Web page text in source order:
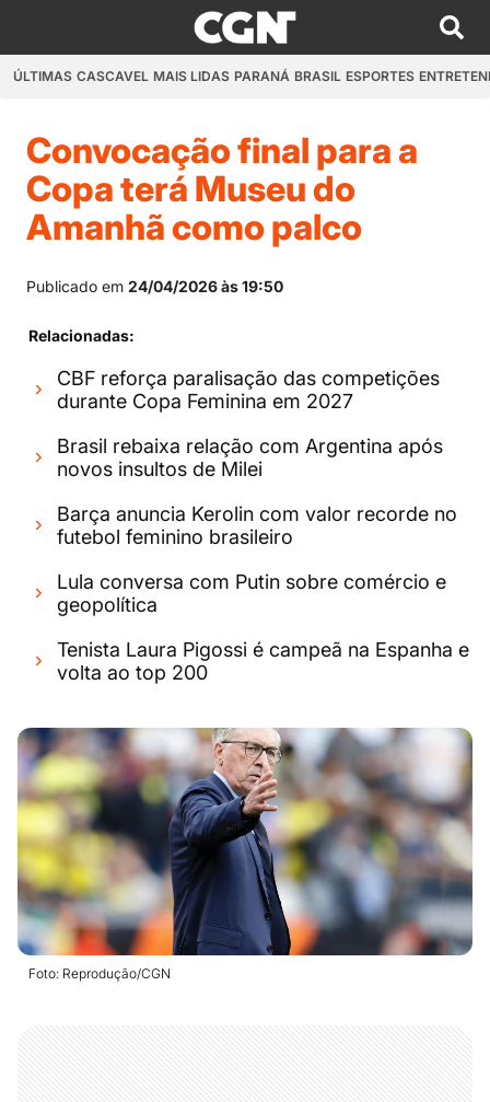
ÚLTIMAS CASCAVEL MAIS LIDAS PARANÁ BRASIL ESPORTES
Convocação final para a
Copa terá Museu do
Amanhã como palco
Publicado em 24/04/2026 às 19:50
Relacionadas:
CBF reforça paralisação das competições
durante Copa Feminina em 2027
Brasil rebaixa relação com Argentina após
novos insultos de Milei
Barça anuncia Kerolin com valor recorde no
futebol feminino brasileiro
Lula conversa com Putin sobre comércio e
geopolítica
Tenista Laura Pigossi é campeã na Espanha e
volta ao top 200
Foto: Reprodução/CGN